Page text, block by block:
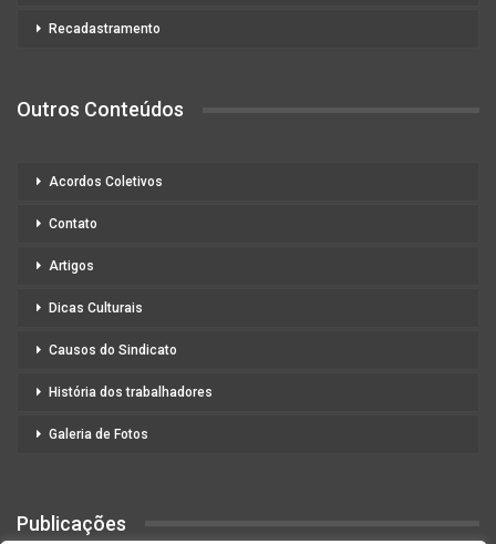
Recadastramento
Outros Conteúdos
Acordos Coletivos
Contato
Artigos
Dicas Culturais
Causos do Sindicato
História dos trabalhadores
Galeria de Fotos
Publicações